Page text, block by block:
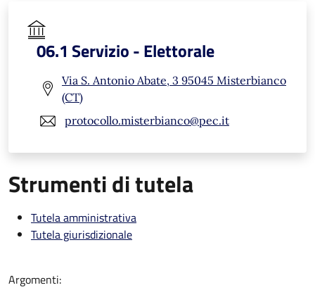
06.1 Servizio - Elettorale
Via S. Antonio Abate, 3 95045 Misterbianco
(CT)
protocollo.misterbianco@pec.it
Strumenti di tutela
Tutela amministrativa
Tutela giurisdizionale
Argomenti: